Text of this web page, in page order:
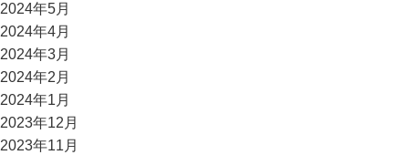
2024年5月
2024年4月
2024年3月
2024年2月
2024年1月
2023年12月
2023年11月